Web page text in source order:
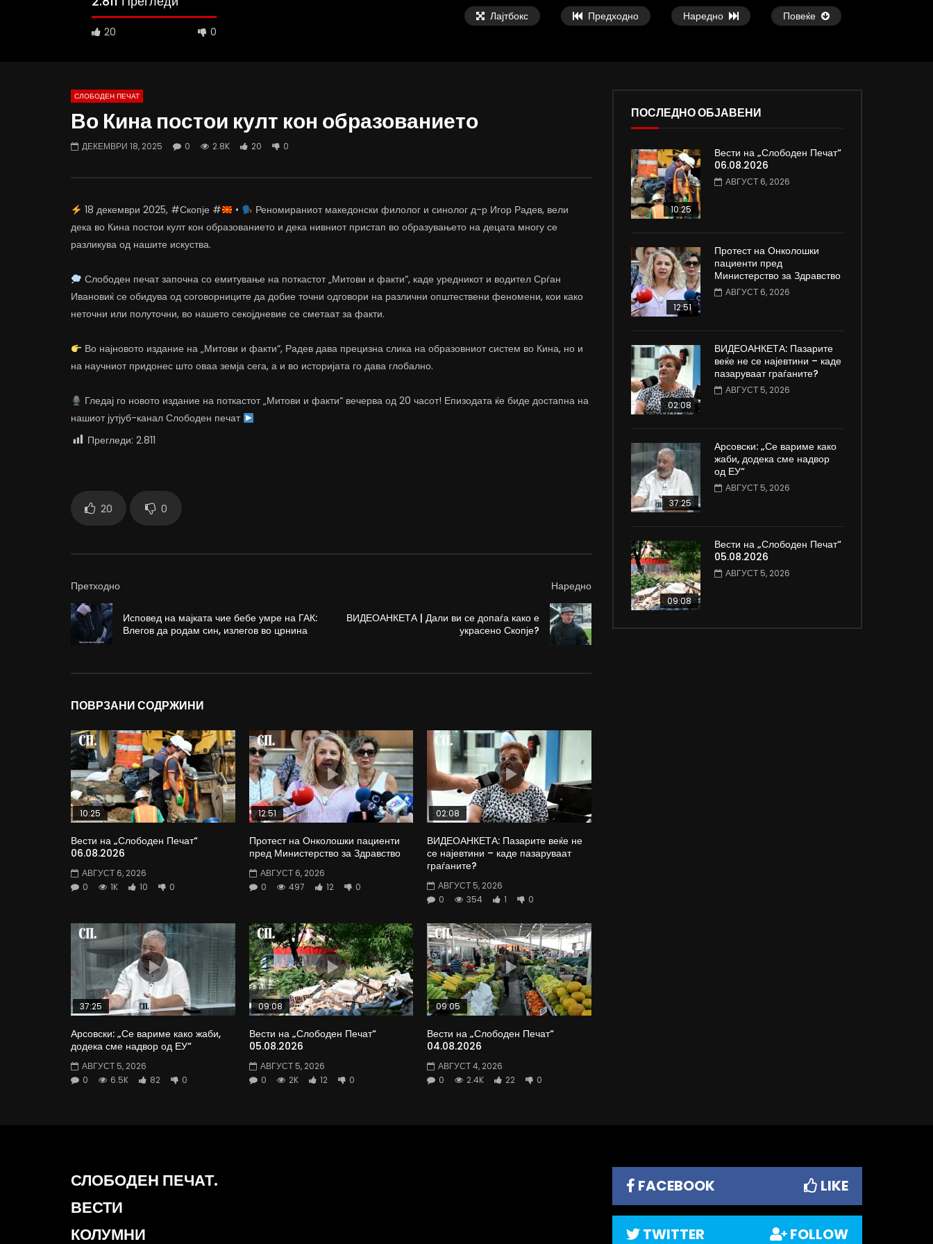
20 0
Лајтбокс Предходно Наредно Повеќе
10:25 12:51 02:08
0
354 1 0
37:25
Арсовски: „Се вариме како жаби,
додека сме надвор од ЕУ“
АВГУСТ 5, 2026
0
6.5K
СЛОБОДЕН ПЕЧАТ
Во Кина постои култ кон образованието
ДЕКЕМВРИ 18, 2025 0 2.8K 20 0
18 декември 2025, #Скопје # •
Реномираниот македонски филолог и синолог д-р Игор Радев, вели
дека во Кина постои култ кон образованието и дека нивниот пристап во образувањето на децата многу се
разликува од нашите искуства.
Слободен печат започна со емитување на поткастот „Митови и факти“, каде уредникот и водител Срѓан
Ивановиќ се обидува од соговорниците да добие точни одговори на различни општествени феномени, кои како
неточни или полуточни, во нашето секојдневие се сметаат за факти.
Во најновото издание на „Митови и факти“, Радев дава прецизна слика на образовниот систем во Кина, но и
на научниот придонес што оваа земја сега, а и во историјата го дава глобално.
Гледај го новото издание на поткастот „Митови и факти“ вечерва од 20 часот! Епизодата ќе биде достапна на
нашиот јутјуб-канал Слободен печат
Прегледи: 2.811
20 0
Претходно
Исповед на мајката чие бебе умре на ГАК:
Влегов да родам син, излегов во црнина
Наредно
ВИДЕОАНКЕТА | Дали ви се допаѓа како е
украсено Скопје?
ПОВРЗАНИ СОДРЖИНИ
10:25
Вести на „Слободен Печат“
06.08.2026
АВГУСТ 6, 2026
0
1K 10 0
12:51
Протест на Онколошки пациенти
пред Министерство за Здравство
АВГУСТ 6, 2026
0
497 12 0
02:08
ВИДЕОАНКЕТА: Пазарите веќе не
се најевтини – каде пазаруваат
граѓаните?
АВГУСТ 5, 2026
0
354 1 0
37:25
Арсовски: „Се вариме како жаби,
додека сме надвор од ЕУ“
АВГУСТ 5, 2026
0
6.5K 82 0
09:08
Вести на „Слободен Печат“
05.08.2026
АВГУСТ 5, 2026
0
2K 12 0
09:05
Вести на „Слободен Печат“
04.08.2026
АВГУСТ 4, 2026
0
2.4K 22 0
ПОСЛЕДНО ОБЈАВЕНИ
10:25
Вести на „Слободен Печат“
06.08.2026
АВГУСТ 6, 2026
12:51
Протест на Онколошки
пациенти пред
Министерство за Здравство
АВГУСТ 6, 2026
02:08
ВИДЕОАНКЕТА: Пазарите
веќе не се најевтини – каде
пазаруваат граѓаните?
АВГУСТ 5, 2026
37:25
Арсовски: „Се вариме како
жаби, додека сме надвор
од ЕУ“
АВГУСТ 5, 2026
09:08
Вести на „Слободен Печат“
05.08.2026
АВГУСТ 5, 2026
СЛОБОДЕН ПЕЧАТ.
ВЕСТИ
КОЛУМНИ
FACEBOOK LIKE
TWITTER FOLLOW